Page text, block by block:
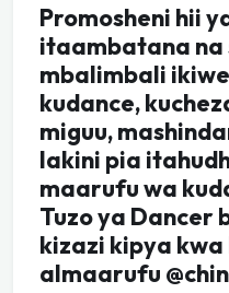
Promosheni hii
itaambatana na
mbalimbali
kudance,
miguu,
lakini pia
maarufu wa
Tuzo ya Dancer
kizazi kipya
almaarufu